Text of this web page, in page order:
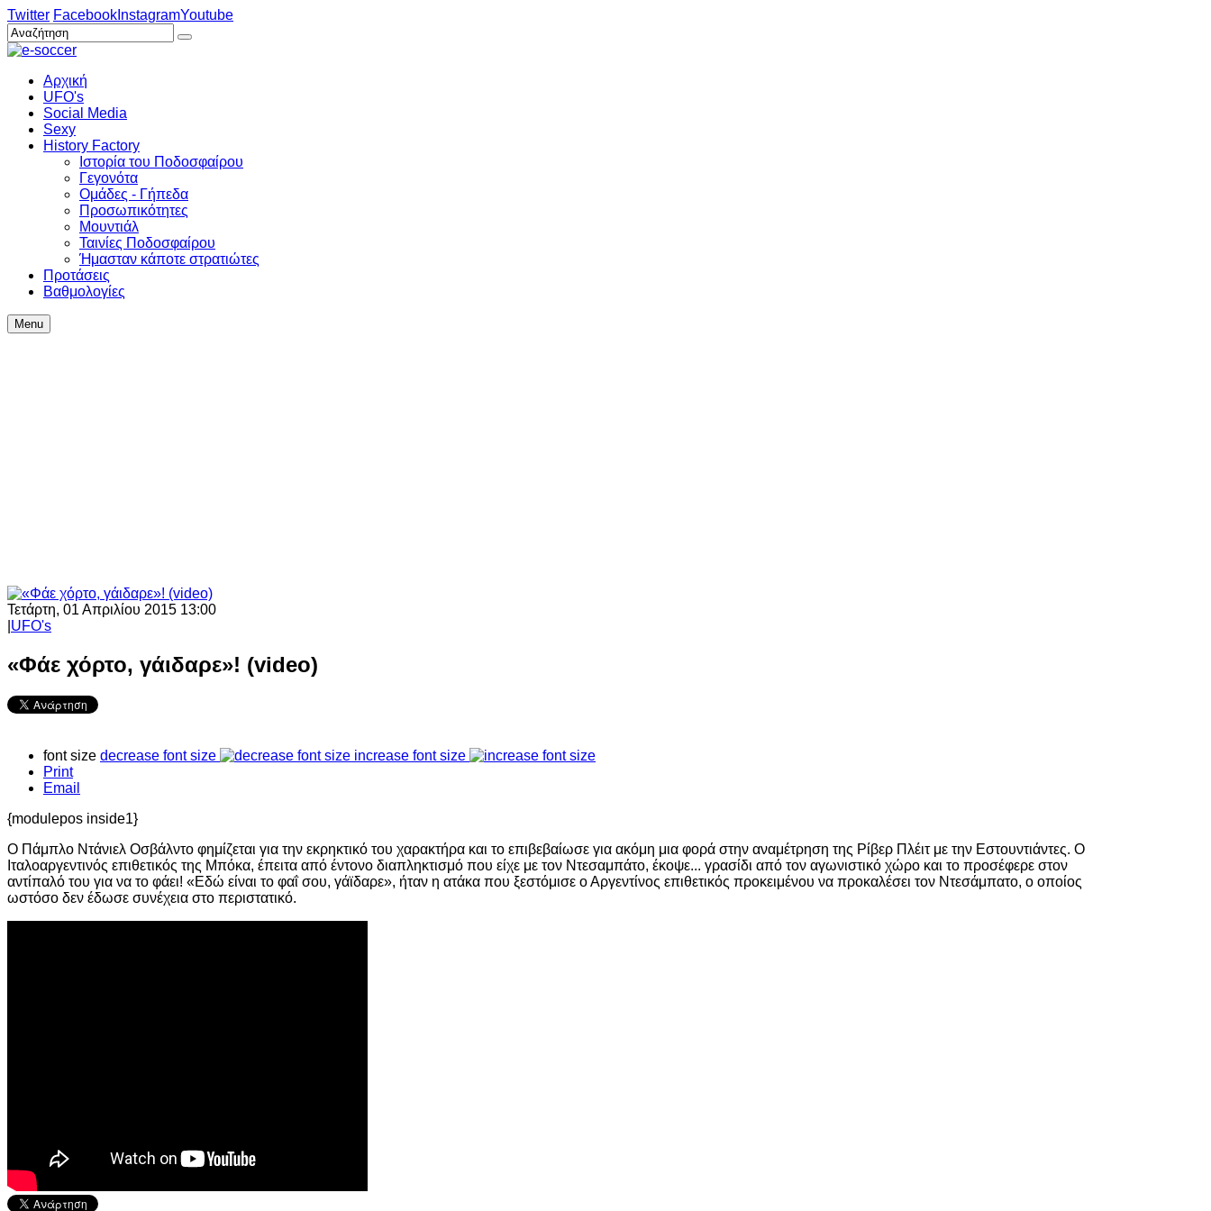
Twitter Facebook InstagramYoutube
Αρχική
UFO's
Social Media
Sexy
History Factory
Ιστορία του Ποδοσφαίρου
Γεγονότα
Ομάδες - Γήπεδα
Προσωπικότητες
Μουντιάλ
Ταινίες Ποδοσφαίρου
Ήμασταν κάποτε στρατιώτες
Προτάσεις
Βαθμολογίες
Menu
Τετάρτη, 01 Απριλίου 2015 13:00
UFO's
«Φάε χόρτο, γάιδαρε»! (video)
font size decrease font size
increase font size
Print
Email
{modulepos inside1}
Ο Πάμπλο Ντάνιελ Οσβάλντο φημίζεται για την εκρηκτικό του χαρακτήρα και το επιβεβαίωσε για ακόμη μια φορά στην αναμέτρηση της Ρίβερ Πλέιτ με την Εστουντιάντες. Ο
Ιταλοαργεντινός επιθετικός της Μπόκα, έπειτα από έντονο διαπληκτισμό που είχε με τον Ντεσαμπάτο, έκοψε... γρασίδι από τον αγωνιστικό χώρο και το προσέφερε στον
αντίπαλό του για να το φάει! «Εδώ είναι το φαΐ σου, γάϊδαρε», ήταν η ατάκα που ξεστόμισε ο Αργεντίνος επιθετικός προκειμένου να προκαλέσει τον Ντεσάμπατο, ο οποίος
ωστόσο δεν έδωσε συνέχεια στο περιστατικό.